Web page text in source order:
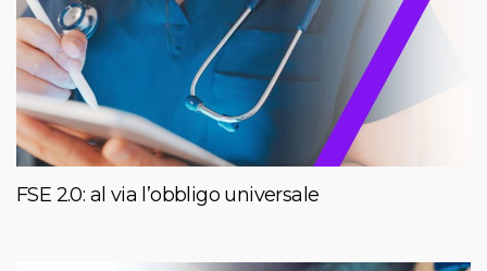
FSE 2.0: al via l’obbligo universale